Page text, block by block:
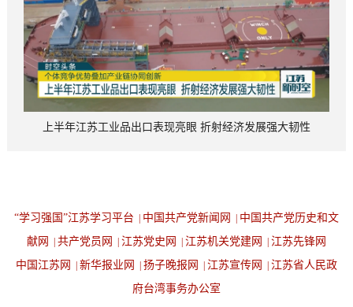
上半年江苏工业品出口表现亮眼 折射经济发展强大韧性
“学习强国”江苏学习平台 中国共产党新闻网
中国共产党历史和文
献网
共产党员网 江苏党史网 江苏机关党建网
江苏先锋网
中国江苏网
新华报业网 扬子晚报网 江苏宣传网
江苏省人民政
府台湾事务办公室